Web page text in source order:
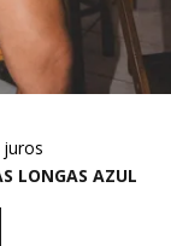
LONGAS AZUL